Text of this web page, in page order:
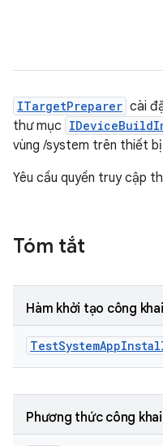
ITargetPreparer cài
thư mục
vùng /system trên thiết
Yêu cầu quyền truy cập
Tóm tắt
Hàm khởi tạo công khai
TestSystemApp
Phương thức công khai